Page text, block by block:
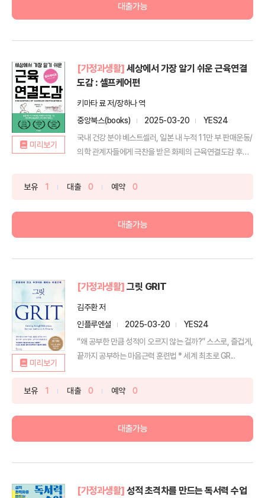
대출가능
미리보기
[가정과생활] 세상에서 가장 알기 쉬운 근육연결
도감 : 셀프케어편
키마타 료 저/장하나 역
중앙북스(books)
2025-03-20
YES24
국내 건강 분야 베스트셀러, 일본 내 누적 11만 부 판매운동/
의학 관계자들에게 극찬을 받은 화제의 근육연결도감 후
보유 1 대출 0 예약 0
대출가능
미리보기
[가정과생활] 그릿 GRIT
김주환 저
인플루엔셜
2025-03-20
YES24
“왜 공부한 만큼 성적이 오르지 않는 걸까?” 스스로, 즐겁게,
끝까지 공부하는 마음근력 훈련법 * 세계 최초로 GR...
보유 1 대출 0 예약 0
대출가능
[가정과생활] 성적 초격차를 만드는 독서력 수업